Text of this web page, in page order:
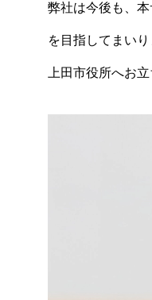
弊社は今後も、
を目指してまいり
上田市役所へお